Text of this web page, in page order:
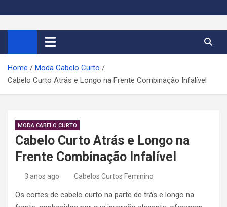
i
t
o
Cortes de Cabelo Curto
Feminino 2026
Moda e tendências dos cabelos curtos femininos 2026
Home
Moda Cabelo Curto
Cabelo Curto Atrás e Longo na Frente Combinação Infalível
MODA CABELO CURTO
Cabelo Curto Atrás e Longo na
Frente Combinação Infalível
3 anos ago Cabelos Curtos Feminino
Os cortes de cabelo curto na parte de trás e longo na